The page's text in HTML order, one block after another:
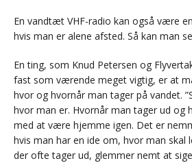
En vandtæt VHF-radio kan også være
hvis man er alene afsted. Så kan man
En ting, som Knud Petersen og
fast som værende meget vigtig, er at
hvor og hvornår man tager på vandet.
hvor man er. Hvornår man tager ud og
med at være hjemme igen. Det er
hvis man har en ide om, hvor man skal
der ofte tager ud, glemmer nemt at